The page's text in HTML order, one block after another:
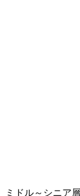
ミドル～シニア